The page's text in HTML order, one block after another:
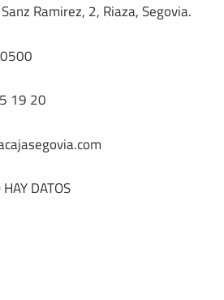
Ramirez, 2, Riaza, Segovia.
19 20
HAY DATOS